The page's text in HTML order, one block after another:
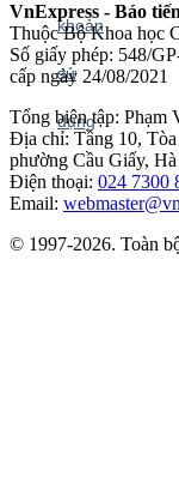
VnExpress - Báo
Thuộc Bộ Khoa học
Số giấy phép: 548/
cấp ngày 24/08/2021
Tổng biên tập: Phạm
Địa chỉ: Tầng 10,
phường Cầu Giấy,
Điện thoại: 024 7300
Email:
© 1997-2026. Toàn